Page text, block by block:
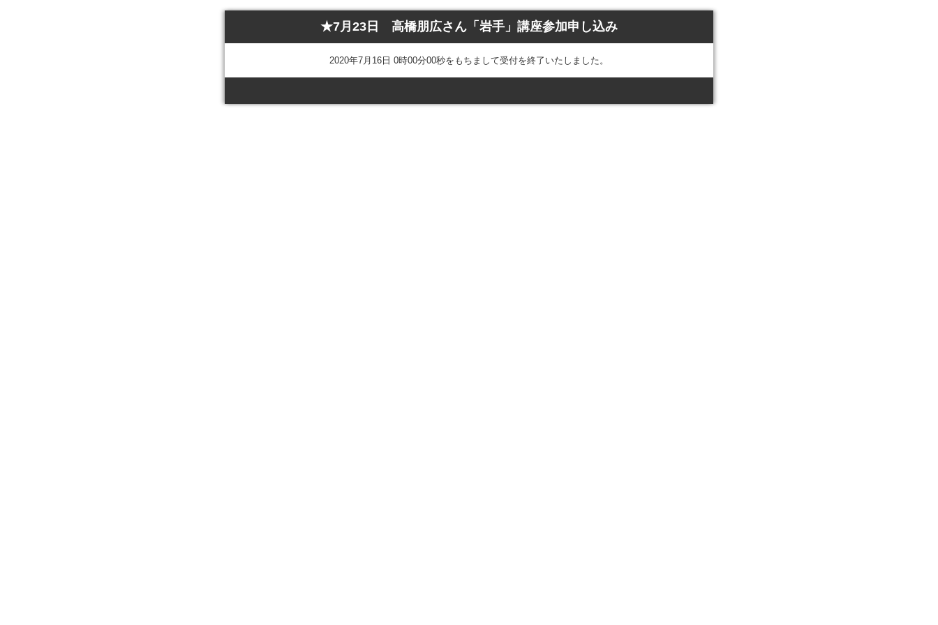
★7月23日 高橋朋広さん「岩手」講座参加申し込み
2020年7月16日 0時00分00秒をもちまして受付を終了いたしました。